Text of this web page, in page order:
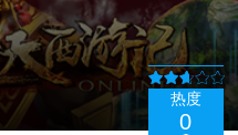
热度
0